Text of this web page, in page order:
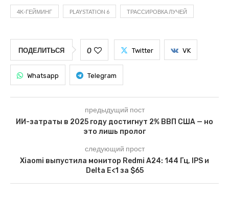
4K-ГЕЙМИНГ PLAYSTATION 6 ТРАССИРОВКА ЛУЧЕЙ
ПОДЕЛИТЬСЯ 0 Twitter VK
Whatsapp Telegram
предыдущий пост
ИИ-затраты в 2025 году достигнут 2% ВВП США — но
это лишь пролог
следующий прост
Xiaomi выпустила монитор Redmi A24: 144 Гц, IPS и
Delta E<1 за $65